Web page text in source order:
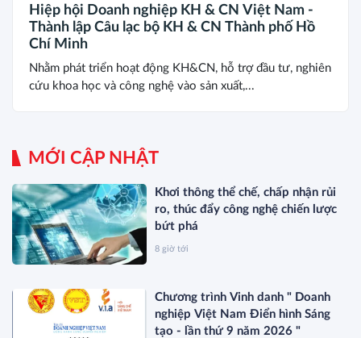
Hiệp hội Doanh nghiệp KH & CN Việt Nam -
Thành lập Câu lạc bộ KH & CN Thành phố Hồ
Chí Minh
Nhằm phát triển hoạt động KH&CN, hỗ trợ đầu tư, nghiên
cứu khoa học và công nghệ vào sản xuất,...
MỚI CẬP NHẬT
Khơi thông thể chế, chấp nhận rủi
ro, thúc đẩy công nghệ chiến lược
bứt phá
8 giờ tới
Chương trình Vinh danh " Doanh
nghiệp Việt Nam Điển hình Sáng
tạo - lần thứ 9 năm 2026 "